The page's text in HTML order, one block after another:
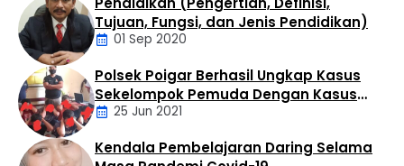
…Daerah
Artikel
Tujuan, Fungsi, dan Jenis Pendidikan)
01 Sep 2020
Daerah
Polsek Poigar Berhasil Ungkap Kasus
Sekelompok Pemuda Dengan Kasus
Pencabulan
25 Jun 2021
Kendala Pembelajaran Daring Selama